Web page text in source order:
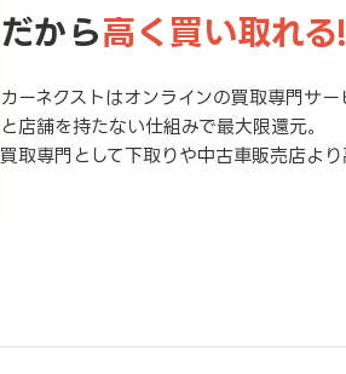
だから高く買い取れる!
カーネクストはオンラインの買取専門サ
と店舗を持たない仕組みで最大限還元。
買取専門として下取りや中古車販売店より